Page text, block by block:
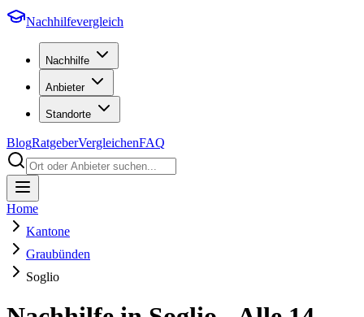
Nachhilfevergleich
Nachhilfe
Anbieter
Standorte
BlogRatgeberVergleichenFAQ
Home
Kantone
Graubünden
Soglio